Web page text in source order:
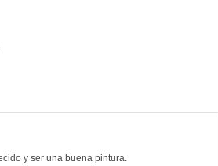
y ser una buena pintura.